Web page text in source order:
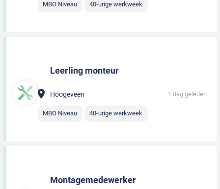
MBO Niveau 40-urige werkweek
Leerling monteur
Hoogeveen 1 dag geleden
MBO Niveau 40-urige werkweek
Montagemedewerker